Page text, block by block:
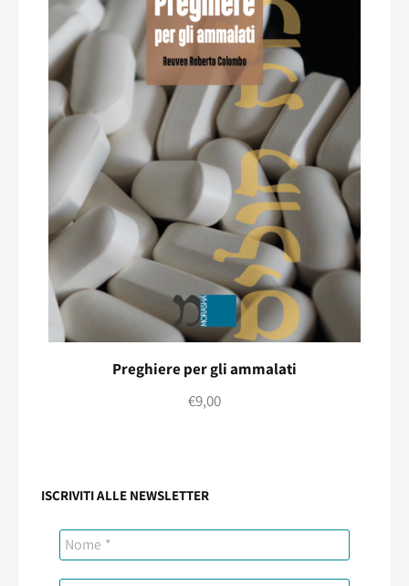
Preghiere per gli ammalati
€9,00
ISCRIVITI ALLE NEWSLETTER